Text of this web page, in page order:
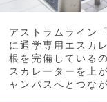
アストラムライン
に通学専用エスカ
根を完備している
スカレーターを上
ャンパスへとつな